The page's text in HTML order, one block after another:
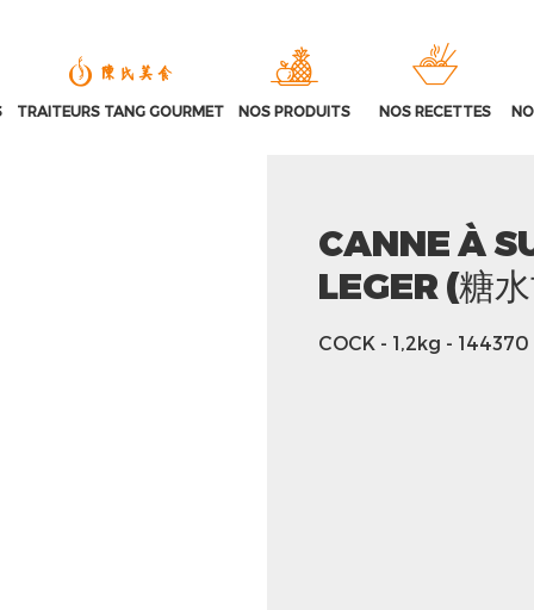
TRAITEURS TANG GOURMET NOS PRODUITS NOS RECETTES
CANNE À
LEGER (糖
COCK - 1,2kg - 144370